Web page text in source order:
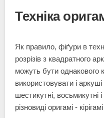
Техніка
Як правило, фіґури в
розрізів з квадратного
можуть бути однакового
використовувати і
шестикутні, восьмикутні
різновиді оригамі -